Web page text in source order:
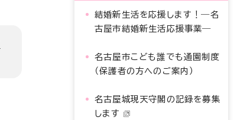
結婚新生活を応援します！―名
古屋市結婚新生活応援事業―
名古屋市こども誰でも通園制度
（保護者の方へのご案内）
名古屋城現天守閣の記録を募集
します